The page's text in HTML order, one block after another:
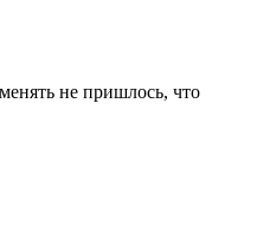
не пришлось, что